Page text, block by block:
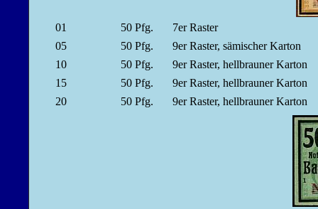
01 50 Pfg.
7er Raster
05
50 Pfg.
9er Raster, sämischer Karton
10
50 Pfg.
9er Raster, hellbrauner Karton
15
50 Pfg.
9er Raster, hellbrauner Karton
20
50 Pfg. 9er Raster, hellbrauner Karton